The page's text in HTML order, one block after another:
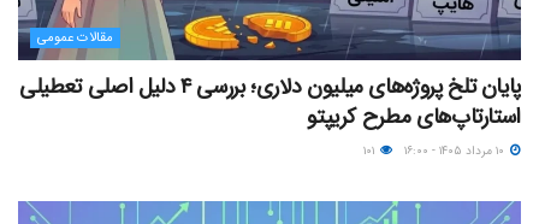
مقالات عمومی
پایان تلخ پروژه‌های میلیون دلاری؛ بررسی ۴ دلیل اصلی تعطیلی
استارتاپ‌های مطرح کریپتو